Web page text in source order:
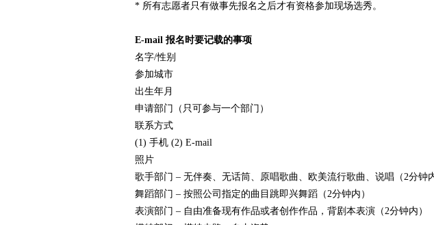
* 所有志愿者只有做事先报名之后才有资格参加现场选秀。
E-mail 报名时要记载的事项
名字/性别
参加城市
出生年月
申请部门（只可参与一个部门）
联系方式
(1) 手机 (2) E-mail
照片
歌手部门 – 无伴奏、无话筒、原唱歌曲、欧美流行歌曲、说唱（2分钟
舞蹈部门 – 按照公司指定的曲目跳即兴舞蹈（2分钟内）
表演部门 – 自由准备现有作品或者创作作品，背剧本表演（2分钟内）